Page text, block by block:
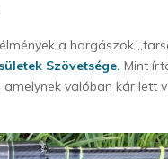
a horgászok
Szövetsége. Mint
valóban kár lett